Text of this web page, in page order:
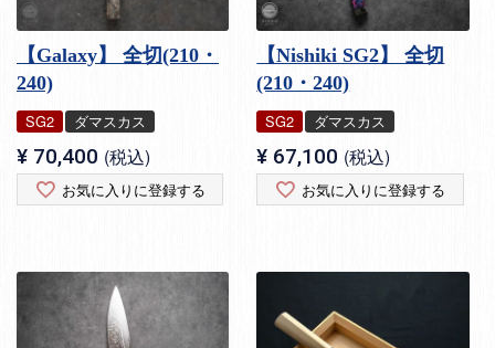
【Galaxy】 全切(210・
240)
SG2 ダマスカス
¥ 70,400 税込
お気に入りに登録する
【Nishiki SG2】 全切
(210・240)
SG2 ダマスカス
¥ 67,100 税込
お気に入りに登録する